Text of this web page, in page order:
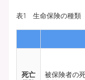
表1 生命保険の種類
死亡
被保険者の